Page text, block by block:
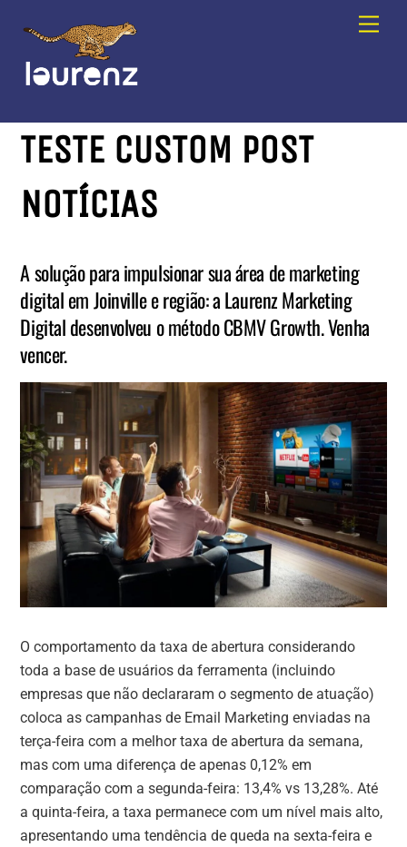
content
TESTE CUSTOM POST
NOTÍCIAS
A solução para impulsionar sua área de marketing
digital em Joinville e região: a Laurenz Marketing
Digital desenvolveu o método CBMV Growth. Venha
vencer.
O comportamento da taxa de abertura considerando
toda a base de usuários da ferramenta (incluindo
empresas que não declararam o segmento de atuação)
coloca as campanhas de Email Marketing enviadas na
terça-feira com a melhor taxa de abertura da semana,
mas com uma diferença de apenas 0,12% em
comparação com a segunda-feira: 13,4% vs 13,28%. Até
a quinta-feira, a taxa permanece com um nível mais alto,
apresentando uma tendência de queda na sexta-feira e